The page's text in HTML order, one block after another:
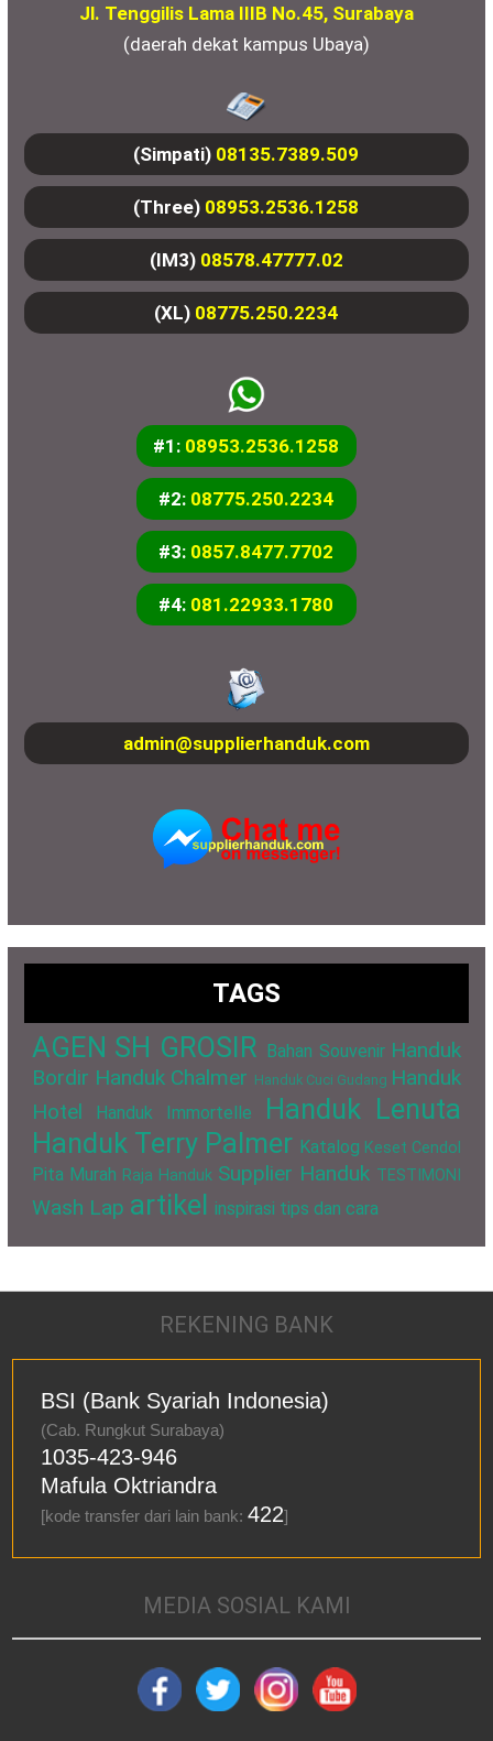
Jl. Tenggilis Lama IIIB No.45, Surabaya
(daerah dekat kampus Ubaya)
(Simpati) 08135.7389.509
(Three) 08953.2536.1258
(IM3) 08578.47777.02
(XL) 08775.250.2234
#1: 08953.2536.1258
#2: 08775.250.2234
#3: 0857.8477.7702
#4: 081.22933.1780
admin@supplierhanduk.com
TAGS
AGEN SH GROSIR Bahan Souvenir Handuk
Bordir Handuk Chalmer Handuk Cuci Gudang Handuk
Hotel
Handuk Immortelle
Handuk Lenuta
Handuk Terry Palmer Katalog Keset Cendol
Pita Murah Raja Handuk Supplier Handuk TESTIMONI
Wash Lap artikel inspirasi tips dan cara
REKENING BANK
BSI (Bank Syariah Indonesia)
(Cab. Rungkut Surabaya)
1035-423-946
Mafula Oktriandra
[kode transfer dari lain bank:422]
MEDIA SOSIAL KAMI